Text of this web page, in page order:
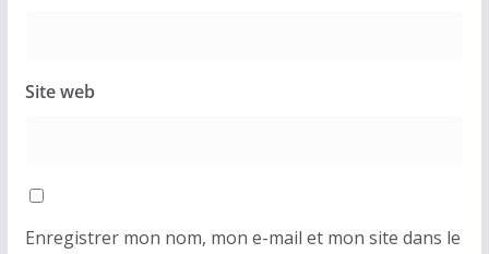
Site web
Enregistrer mon nom, mon e-mail et mon site dans le